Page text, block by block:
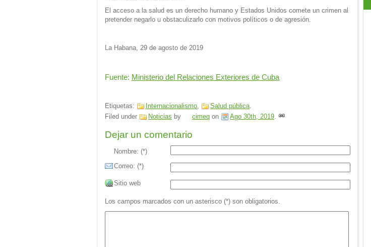
El acceso a la salud es un derecho humano y Estados Unidos comete un crimen al
pretender negarlo u obstaculizarlo con motivos políticos o de agresión.
La Habana, 29 de agosto de 2019
Fuente: Ministerio del Relaciones Exteriores de Cuba
Etiquetas: Internacionalismo, Salud pública.
Filed under
Noticias by cimeq on Ago 30th, 2019.
Dejar un comentario
Nombre: (*)
Correo: (*)
Sitio web
Los campos marcados con un asterisco (*) son obligatorios.